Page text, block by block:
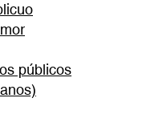
públicos